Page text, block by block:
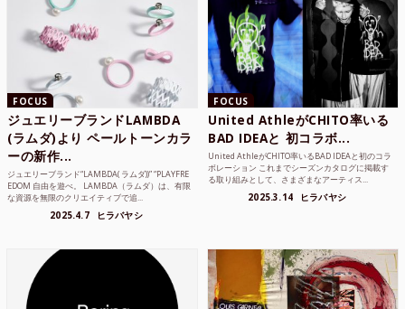
FOCUS
ジュエリーブランドLAMBDA
(ラムダ)より ペールトーンカラ
ーの新作...
ジュエリーブランド“LAMBDA( ラムダ))” “PLAYFRE
EDOM 自由を遊べ。 LAMBDA（ラムダ）は、有限
な資源を無限のクリエイティブで追...
2025.4.7 ヒラバヤシ
FOCUS
United AthleがCHITO率いる
BAD IDEAと 初コラボ...
United AthleがCHITO率いるBAD IDEAと初のコラ
ボレーション これまでシーズンカタログに掲載す
る取り組みとして、さまざまなアーティス...
2025.3.14 ヒラバヤシ